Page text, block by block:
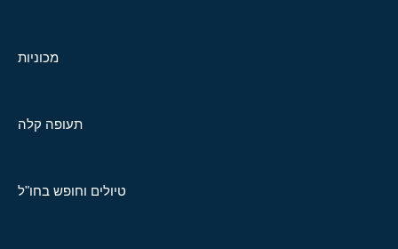
מכוניות
תעופה קלה
טיולים וחופש בחו"ל